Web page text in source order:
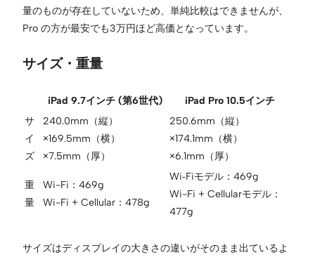
量のものが存在していないため、単純比較はできませんが、
Pro の方が最安でも3万円ほど高価となっています。
サイズ・重量
iPad 9.7インチ (第6世代)
iPad Pro 10.5インチ
サ
イ
ズ
240.0mm（縦）
×169.5mm（横）
×7.5mm（厚）
250.6mm（縦）
×174.1mm（横）
×6.1mm（厚）
重
量
Wi-Fi：469g
Wi-Fi + Cellular：478g
Wi‑Fiモデル：469g
Wi-Fi + Cellularモデル：
477g
サイズはディスプレイの大きさの違いがそのまま出ているよ